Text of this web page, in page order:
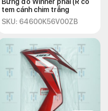
tem cánh chim trắng
SKU: 64600K56V00ZB